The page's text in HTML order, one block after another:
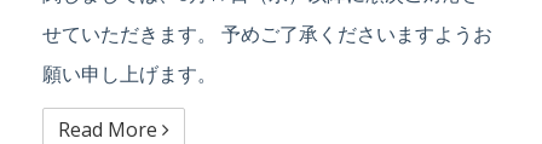
せていただきます。 予めご了承くださいますようお
願い申し上げます。
Read More